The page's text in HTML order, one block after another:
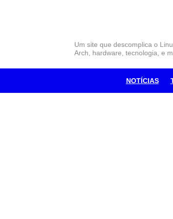
Um site que descomplica o
Arch, hardware, tecnologia, e
NOTÍCIAS